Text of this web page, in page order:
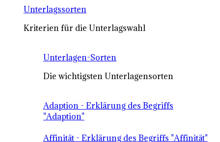
Unterlagssorten
Kriterien für die Unterlagswahl
Unterlagen-Sorten
Die wichtigsten Unterlagensorten
Adaption - Erklärung des Begriffs
"Adaption"
Affinität - Erklärung des Begriffs "Affinität"